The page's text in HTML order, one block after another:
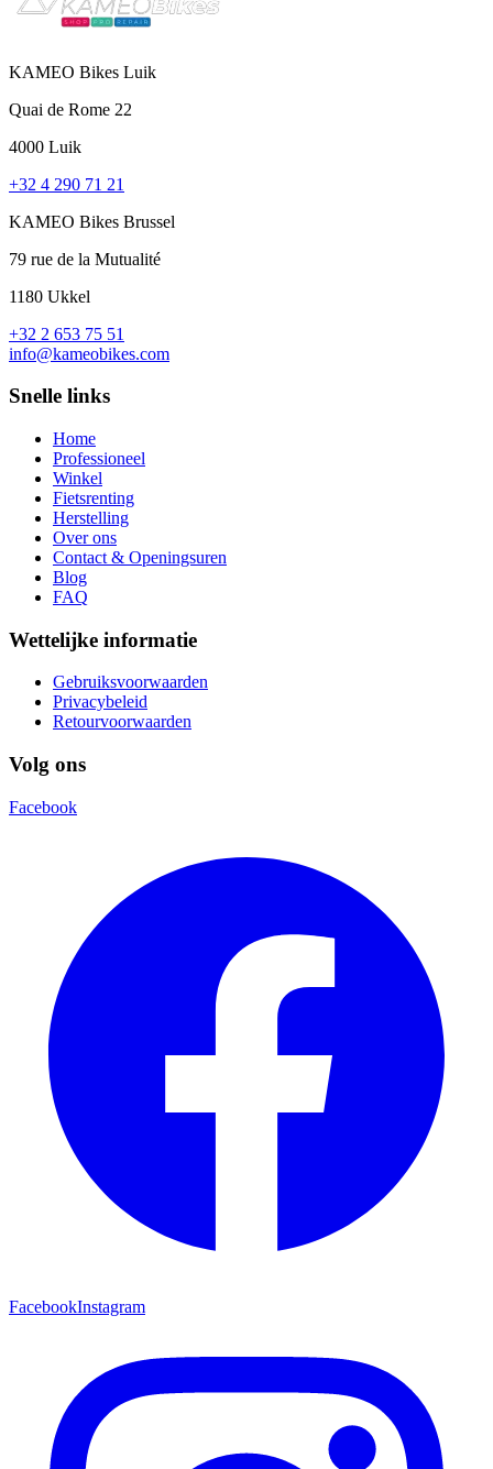
KAMEO Bikes Luik
Quai de Rome 22
4000 Luik
+32 4 290 71 21
KAMEO Bikes Brussel
79 rue de la Mutualité
1180 Ukkel
+32 2 653 75 51
info@kameobikes.com
Snelle links
Home
Professioneel
Winkel
Fietsrenting
Herstelling
Over ons
Contact & Openingsuren
Blog
FAQ
Wettelijke informatie
Gebruiksvoorwaarden
Privacybeleid
Retourvoorwaarden
Volg ons
Facebook
FacebookInstagram